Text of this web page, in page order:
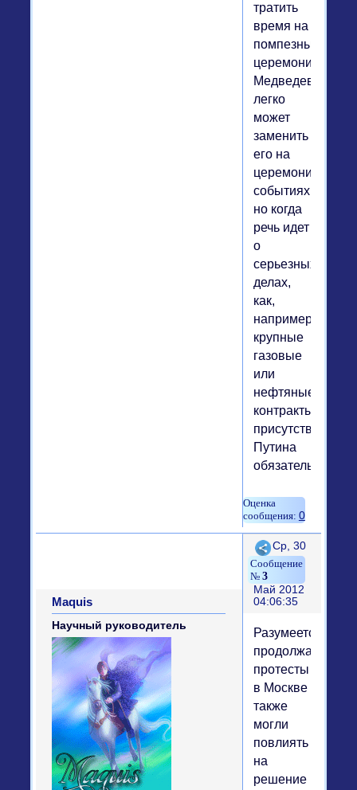
тратить
время на
помпезные
церемонии.
Медведев
легко
может
заменить
его на
церемониальных
событиях,
но когда
речь идет
о
серьезных
делах,
как,
например,
крупные
газовые
или
нефтяные
контракты,
присутствие
Путина
обязательно.
0
Поделиться
3
Ср, 30
Май 2012
04:06:35
Maquis
Научный руководитель
Разумеется,
протесты
в Москве
также
могли
повлиять
на
решение